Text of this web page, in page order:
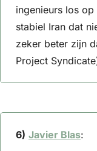
ingenieurs los
stabiel Iran dat
zeker beter zijn
Project
6) Javier Blas: